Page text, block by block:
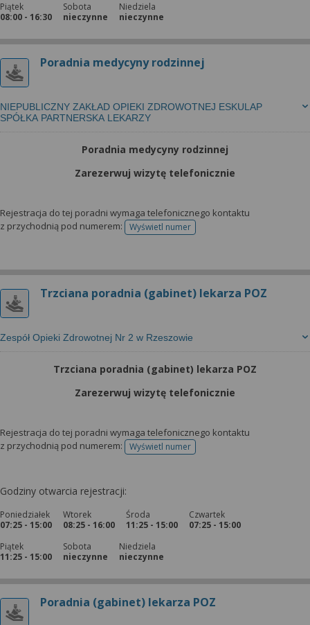
Piątek
08:00 - 16:30
Sobota
nieczynne
Niedziela
nieczynne
Poradnia medycyny rodzinnej
NIEPUBLICZNY ZAKŁAD OPIEKI ZDROWOTNEJ ESKULAP
SPÓŁKA PARTNERSKA LEKARZY
Poradnia medycyny rodzinnej
Zarezerwuj wizytę telefonicznie
Rejestracja do tej poradni wymaga telefonicznego kontaktu
z przychodnią pod numerem:
Wyświetl numertelefonu do rejestracji
Trzciana poradnia (gabinet) lekarza POZ
Zespół Opieki Zdrowotnej Nr 2 w Rzeszowie
Trzciana poradnia (gabinet) lekarza POZ
Zarezerwuj wizytę telefonicznie
Rejestracja do tej poradni wymaga telefonicznego kontaktu
z przychodnią pod numerem:
Wyświetl numertelefonu do rejestracji
Godziny otwarcia rejestracji:
Poniedziałek
07:25 - 15:00
Wtorek
08:25 - 16:00
Środa
11:25 - 15:00
Czwartek
07:25 - 15:00
Piątek
11:25 - 15:00
Sobota
nieczynne
Niedziela
nieczynne
Poradnia (gabinet) lekarza POZ